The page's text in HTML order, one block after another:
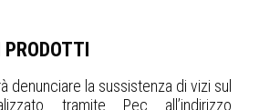
denunciare la sussistenza di vizi sul
tramite Pec all’indirizzo